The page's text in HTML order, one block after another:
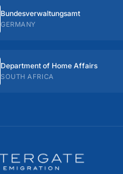
Bundes­verwaltungs­amt
GERMANY
Department of Home Affairs
SOUTH AFRICA